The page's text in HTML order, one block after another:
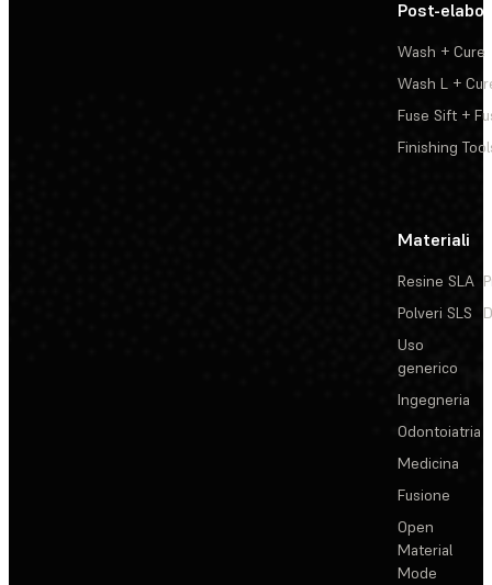
Post-
Wash + Cure
Wash L +
Fuse Sift +
Finishing
Materiali
Resine SLA
Polveri SLS
Uso
generico
Ingegneria
Odontoiatria
Medicina
Fusione
Open
Material
Mode